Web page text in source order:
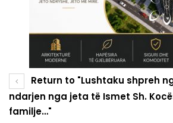
Return to "Lushtaku shpreh
ndarjen nga jeta të Ismet Sh.
familje…"